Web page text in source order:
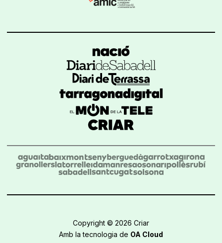
Copyright © 2026 Criar
Amb la tecnologia de OA Cloud